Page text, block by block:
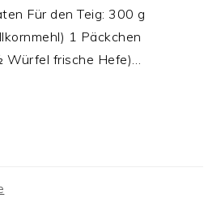
Für den Teig: 300 g
1 Päckchen
frische Hefe)…